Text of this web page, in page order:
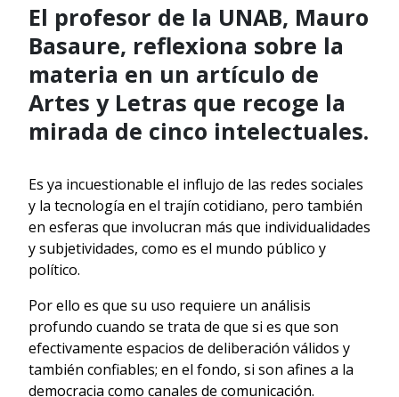
El profesor de la UNAB, Mauro
Basaure, reflexiona sobre la
materia en un artículo de
Artes y Letras que recoge la
mirada de cinco intelectuales.
Es ya incuestionable el influjo de las redes sociales
y la tecnología en el trajín cotidiano, pero también
en esferas que involucran más que individualidades
y subjetividades, como es el mundo público y
político.
Por ello es que su uso requiere un análisis
profundo cuando se trata de que si es que son
efectivamente espacios de deliberación válidos y
también confiables; en el fondo, si son afines a la
democracia como canales de comunicación.